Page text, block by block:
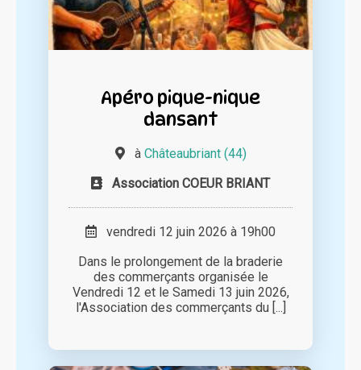
Apéro pique-nique
dansant
à Châteaubriant (44)
Association COEUR BRIANT
vendredi 12 juin 2026 à 19h00
Dans le prolongement de la braderie
des commerçants organisée le
Vendredi 12 et le Samedi 13 juin 2026,
l'Association des commerçants du [...]